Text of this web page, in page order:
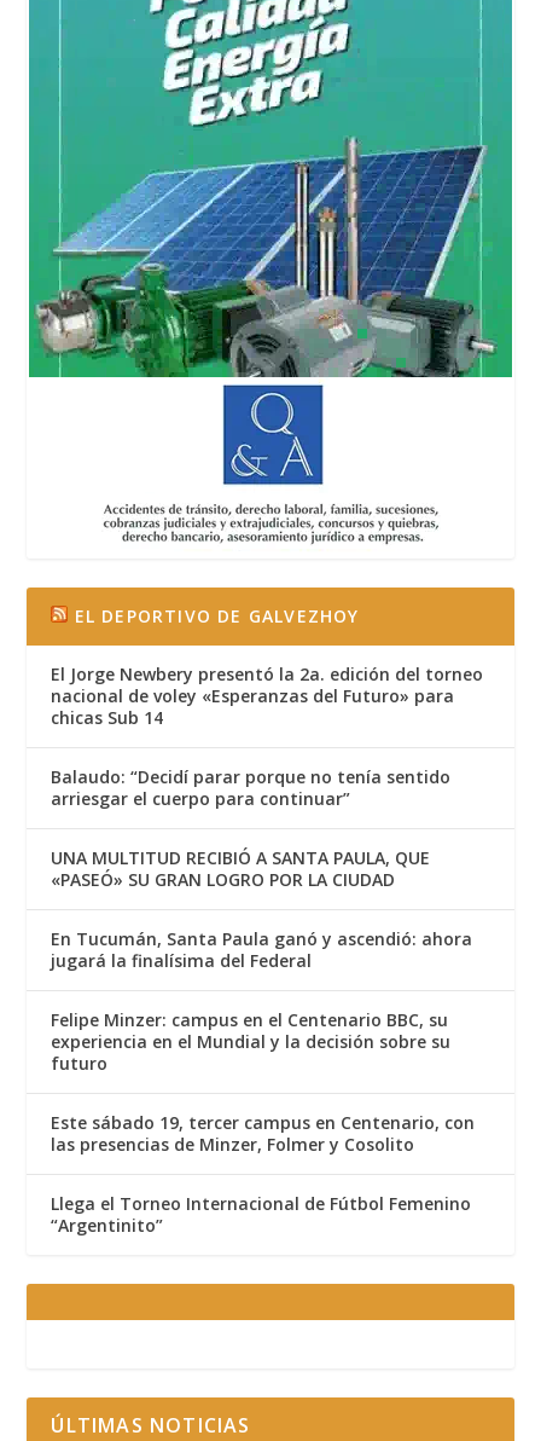
EL DEPORTIVO DE GALVEZHOY
El Jorge Newbery presentó la 2a. edición del torneo
nacional de voley «Esperanzas del Futuro» para
chicas Sub 14
Balaudo: “Decidí parar porque no tenía sentido
arriesgar el cuerpo para continuar”
UNA MULTITUD RECIBIÓ A SANTA PAULA, QUE
«PASEÓ» SU GRAN LOGRO POR LA CIUDAD
En Tucumán, Santa Paula ganó y ascendió: ahora
jugará la finalísima del Federal
Felipe Minzer: campus en el Centenario BBC, su
experiencia en el Mundial y la decisión sobre su
futuro
Este sábado 19, tercer campus en Centenario, con
las presencias de Minzer, Folmer y Cosolito
Llega el Torneo Internacional de Fútbol Femenino
“Argentinito”
ÚLTIMAS NOTICIAS